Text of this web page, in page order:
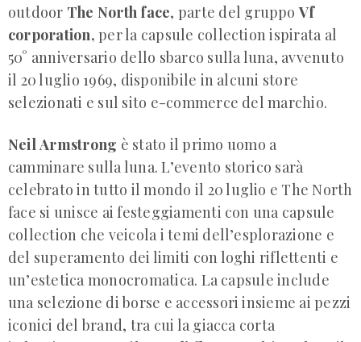
outdoor The North face, parte del gruppoVf
corporation, per la capsule collection ispirata al
50° anniversario dello sbarco sulla luna, avvenuto
il 20 luglio 1969, disponibile in alcuni store
selezionati e sul sito e-commerce del marchio.
NeilArmstrong è stato il primo uomo a
camminare sulla luna. L’evento storico sarà
celebrato in tutto il mondo il 20 luglio e The North
face si unisce ai festeggiamenti con una capsule
collection che veicola i temi dell’esplorazione e
del superamento dei limiti con loghi riflettenti e
un’estetica monocromatica. La capsule include
una selezione di borse e accessori insieme ai pezzi
iconici del brand, tra cui la giacca corta